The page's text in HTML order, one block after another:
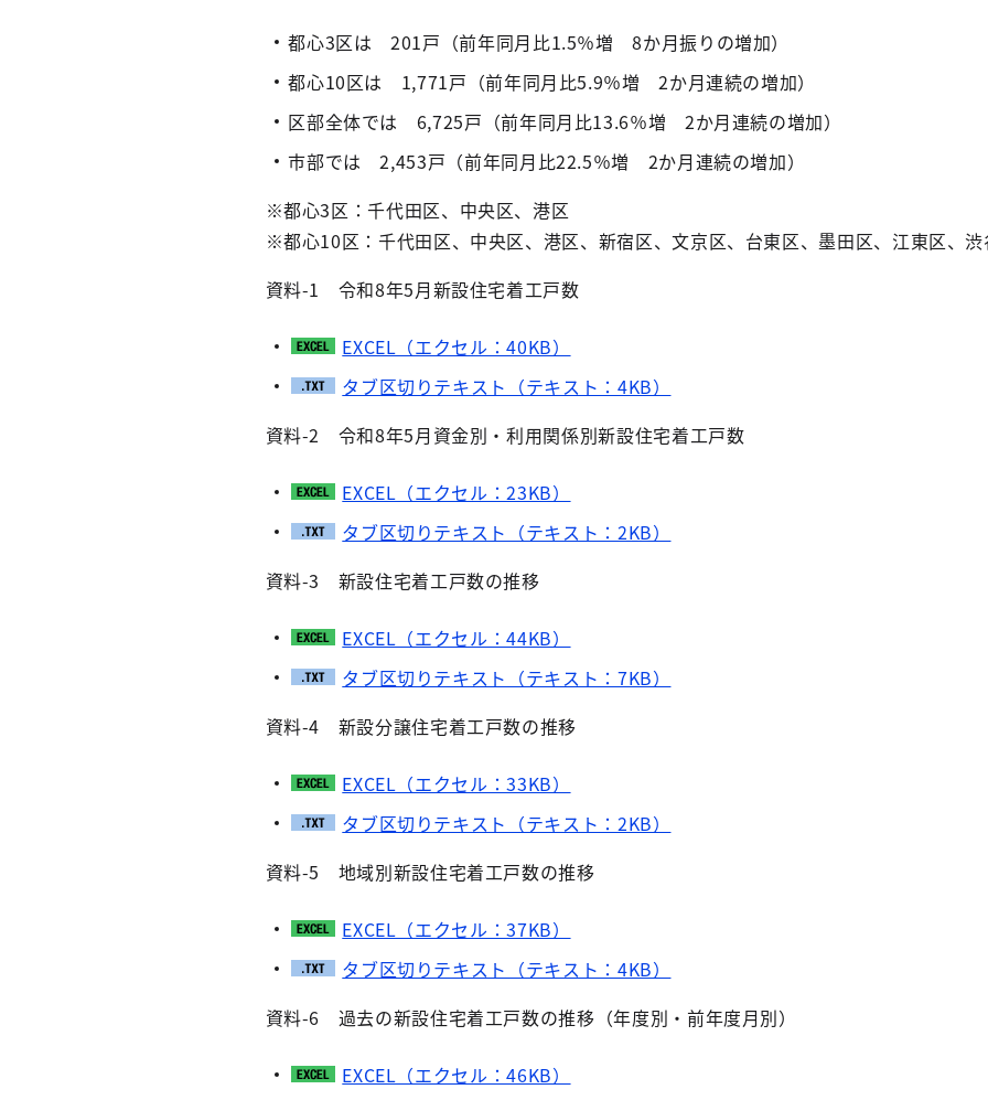
都心3区は 201戸（前年同月比1.5％増 8か月振りの増加）
都心10区は 1,771戸（前年同月比5.9％増 2か月連続の増加）
区部全体では 6,725戸（前年同月比13.6％増 2か月連続の増加）
市部では 2,453戸（前年同月比22.5％増 2か月連続の増加）
※都心3区：千代田区、中央区、港区
※都心10区：千代田区、中央区、港区、新宿区、文京区、台東区、墨田区、江東区、渋
資料-1 令和8年5月新設住宅着工戸数
EXCEL（エクセル：40KB）
タブ区切りテキスト（テキスト：4KB）
資料-2 令和8年5月資金別・利用関係別新設住宅着工戸数
EXCEL（エクセル：23KB）
タブ区切りテキスト（テキスト：2KB）
資料-3 新設住宅着工戸数の推移
EXCEL（エクセル：44KB）
タブ区切りテキスト（テキスト：7KB）
資料-4 新設分譲住宅着工戸数の推移
EXCEL（エクセル：33KB）
タブ区切りテキスト（テキスト：2KB）
資料-5 地域別新設住宅着工戸数の推移
EXCEL（エクセル：37KB）
タブ区切りテキスト（テキスト：4KB）
資料-6 過去の新設住宅着工戸数の推移（年度別・前年度月別）
EXCEL（エクセル：46KB）